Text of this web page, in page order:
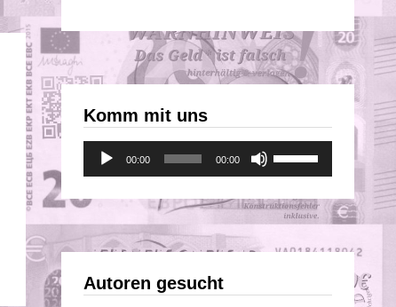
Komm mit uns
Audio-
Player
00:00 00:00
Hoch/Runter
um
die
zu
Autoren gesucht